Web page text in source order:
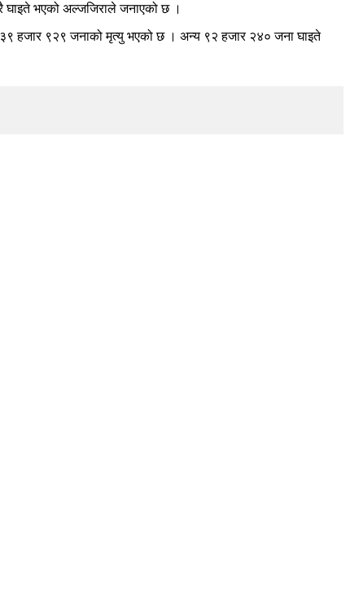
घाइते भएको अल्जजिराले जनाएको छ ।
३९ हजार ९२९ जनाको मृत्यु भएको छ । अन्य ९२ हजार २४० जना घाइते